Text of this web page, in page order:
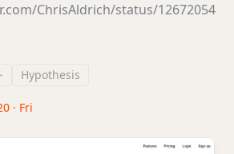
ChrisAldrich/status/12672054
Hypothesis
· Fri